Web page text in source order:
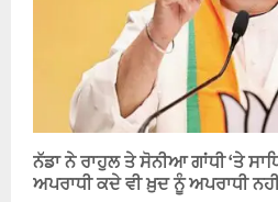
ਨੱਡਾ ਨੇ ਰਾਹੁਲ ਤੇ ਸੋਨੀਆ ਗਾਂਧੀ ‘ਤੇ
ਅਪਰਾਧੀ ਕਦੇ ਵੀ ਖ਼ੁਦ ਨੂੰ ਅਪਰਾਧੀ